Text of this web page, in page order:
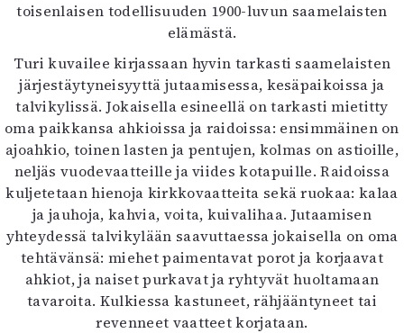
toisenlaisen todellisuuden 1900-luvun saamelaisten
elämästä.
Turi kuvailee kirjassaan hyvin tarkasti saamelaisten
järjestäytyneisyyttä jutaamisessa, kesäpaikoissa ja
talvikylissä. Jokaisella esineellä on tarkasti mietitty
oma paikkansa ahkioissa ja raidoissa: ensimmäinen on
ajoahkio, toinen lasten ja pentujen, kolmas on astioille,
neljäs vuodevaatteille ja viides kotapuille. Raidoissa
kuljetetaan hienoja kirkkovaatteita sekä ruokaa: kalaa
ja jauhoja, kahvia, voita, kuivalihaa. Jutaamisen
yhteydessä talvikylään saavuttaessa jokaisella on oma
tehtävänsä: miehet paimentavat porot ja korjaavat
ahkiot, ja naiset purkavat ja ryhtyvät huoltamaan
tavaroita. Kulkiessa kastuneet, rähjääntyneet tai
revenneet vaatteet korjataan.